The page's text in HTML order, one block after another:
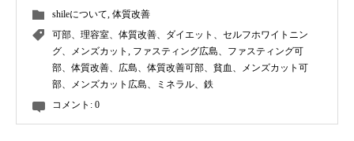
shileについて, 体質改善
可部、理容室、体質改善、ダイエット、セルフホワイトニン
グ、メンズカット , ファスティング広島、ファスティング可
部、体質改善、広島、体質改善可部、貧血、メンズカット可
部、メンズカット広島、ミネラル、鉄
コメント: 0